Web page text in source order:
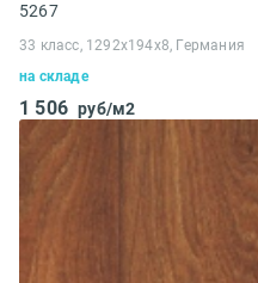
5267
33 класс, 1292x194x8, Германия
на складе
1 506 руб/м2